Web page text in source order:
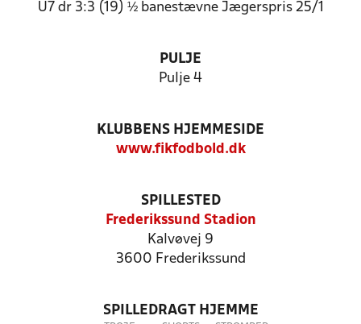
U7 dr 3:3 (19) ½ banestævne Jægerspris 25/1
PULJE
Pulje 4
KLUBBENS HJEMMESIDE
www.fikfodbold.dk
SPILLESTED
Frederikssund Stadion
Kalvøvej 9
3600 Frederikssund
SPILLEDRAGT HJEMME